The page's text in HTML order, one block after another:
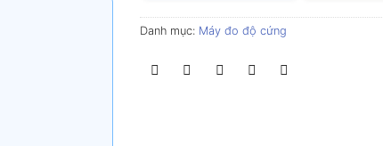
Danh mục: Máy đo độ cứng